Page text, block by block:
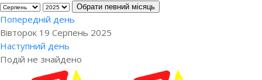
Обрати певний місяць
Попередній день
Вівторок 19 Серпень 2025
Наступний день
Подій не знайдено